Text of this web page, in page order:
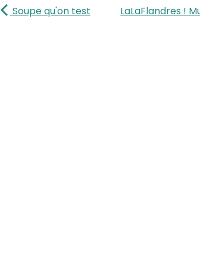
Soupe qu'on test
LaLaFlandres !